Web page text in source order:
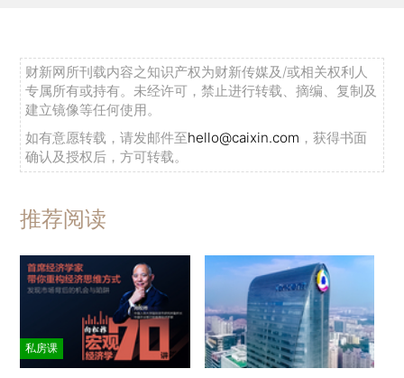
财新网所刊载内容之知识产权为财新传媒及/或相关权利人
专属所有或持有。未经许可，禁止进行转载、摘编、复制及
建立镜像等任何使用。
如有意愿转载，请发邮件至hello@caixin.com ，获得书面
确认及授权后，方可转载。
推荐阅读
私房课